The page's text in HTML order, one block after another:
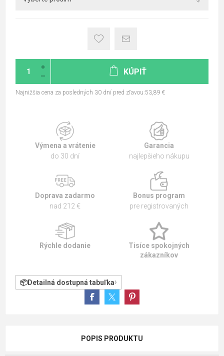
KÚPIŤ
Najnižšia cena za posledných 30 dní pred zľavou:53,89 €
Výmena a vrátenie
do 30 dní
Garancia
najlepšieho nákupu
Doprava zadarmo
nad 212 €
Bonus program
pre registrovaných
Rýchle dodanie
Tisíce spokojných
zákazníkov
Detailná dostupná tabuľka
POPIS PRODUKTU